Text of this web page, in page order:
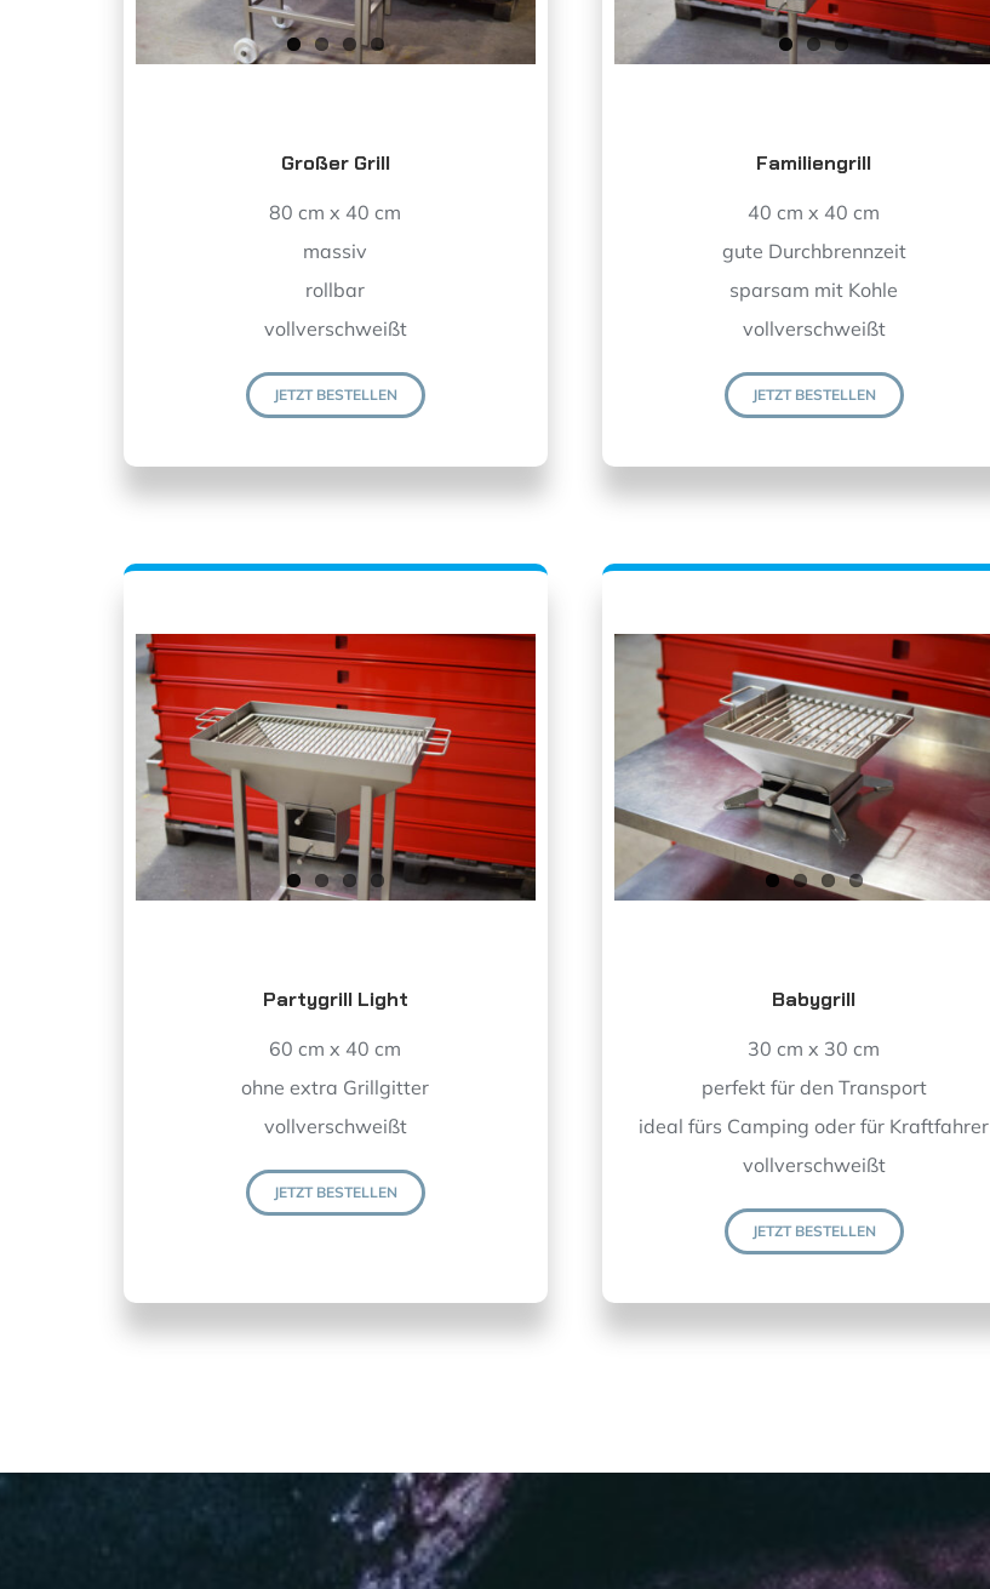
Großer Grill
80 cm x 40 cm
massiv
rollbar
vollverschweißt
JETZT BESTELLEN
Familiengrill
40 cm x 40 cm
gute Durchbrennzeit
sparsam mit Kohle
vollverschweißt
JETZT BESTELLEN
Partygrill Light
60 cm x 40 cm
ohne extra Grillgitter
vollverschweißt
JETZT BESTELLEN
Babygrill
30 cm x 30 cm
perfekt für den Transport
ideal fürs Camping oder für Kraftfahrer
vollverschweißt
JETZT BESTELLEN